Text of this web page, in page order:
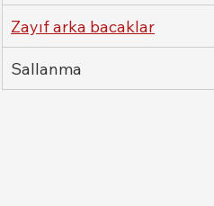
Zayıf arka bacaklar
Sallanma